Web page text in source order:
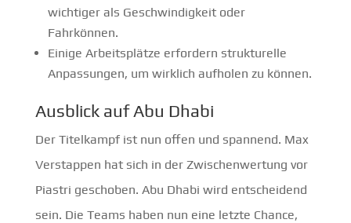
wichtiger als Geschwindigkeit oder
Fahrkönnen.
Einige Arbeitsplätze erfordern strukturelle
Anpassungen, um wirklich aufholen zu können.
Ausblick auf Abu Dhabi
Der Titelkampf ist nun offen und spannend. Max
Verstappen hat sich in der Zwischenwertung vor
Piastri geschoben. Abu Dhabi wird entscheidend
sein. Die Teams haben nun eine letzte Chance,